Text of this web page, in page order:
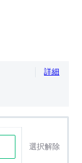
詳細
選択解除